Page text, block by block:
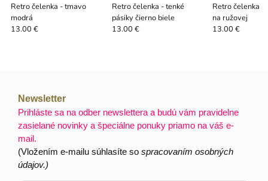
Retro čelenka - tmavo
modrá
13.00 €
Retro čelenka - tenké
pásiky čierno biele
13.00 €
Retro čelenka -
na ružovej
13.00 €
Newsletter
Prihláste sa na odber newslettera a budú vám pravidelne
zasielané novinky a špeciálne ponuky priamo na váš e-
mail.
(Vložením e-mailu súhlasíte sospracovaním osobných
údajov.)